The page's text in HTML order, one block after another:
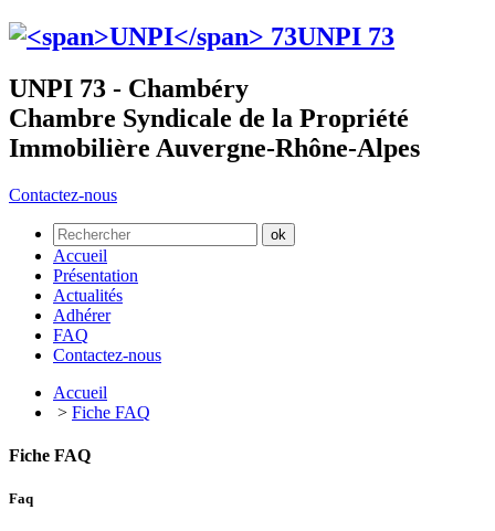
UNPI 73
UNPI 73 - Chambéry
Chambre Syndicale de la Propriété
Immobilière Auvergne-Rhône-Alpes
Contactez-nous
Accueil
Présentation
Actualités
Adhérer
FAQ
Contactez-nous
Accueil
> Fiche FAQ
Fiche FAQ
Faq